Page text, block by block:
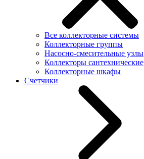
Все коллекторные системы
Коллекторные группы
Насосно-смесительные узлы
Коллекторы сантехнические
Коллекторные шкафы
Счетчики